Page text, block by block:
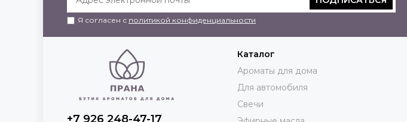
Я согласен с политикой конфиденциальности
+7 926 248-47-17
Каталог
Ароматы для дома
Для автомобиля
Свечи